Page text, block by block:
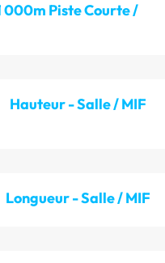
000m Piste Courte /
Hauteur - Salle / MIF
Longueur - Salle / MIF